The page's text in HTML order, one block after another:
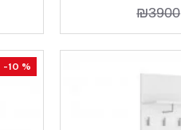
₪3900
-10 %